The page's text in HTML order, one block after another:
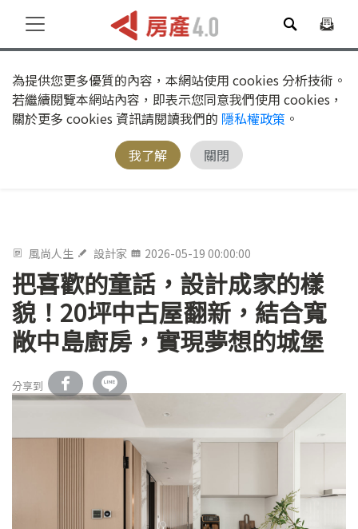
為提供您更多優質的內容，本網站使用 cookies 分析技術。
若繼續閱覽本網站內容，即表示您同意我們使用 cookies，
關於更多 cookies 資訊請閱讀我們的 隱私權政策 。
我了解
關閉
風尚人生 設計家 2026-05-19 00:00:00
把喜歡的童話，設計成家的樣
貌！20坪中古屋翻新，結合寬
敞中島廚房，實現夢想的城堡
分享到